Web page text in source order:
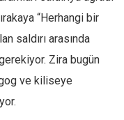
“Herhangi bir
saldırı arasında
Zira bugün
ve kiliseye